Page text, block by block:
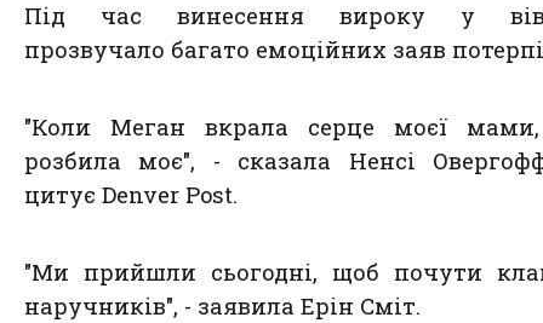
Під час винесення вироку у
прозвучало багато емоційних заяв
"Коли Меган вкрала серце моєї
розбила моє", - сказала Ненсі
цитує Denver Post.
"Ми прийшли сьогодні, щоб почути
наручників", - заявила Ерін Сміт.